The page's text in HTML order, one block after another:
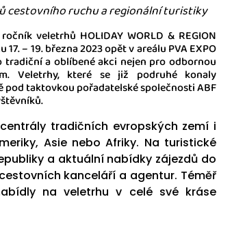
cestovního ruchu a regionální turistiky
veletrhů HOLIDAY WORLD & REGION
– 19. března 2023 opět v areálu PVA EXPO
tradiční a oblíbené akci nejen pro odbornou
Veletrhy, které se již podruhé konaly
taktovkou pořadatelské společnosti ABF
tradičních evropských zemí i
Asie nebo Afriky. Na turistické
a aktuální nabídky zájezdů do
kanceláří a agentur. Téměř
na veletrhu v celé své kráse